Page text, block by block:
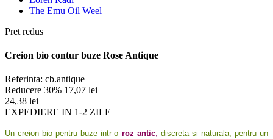
The Emu Oil Weel
Pret redus
Creion bio contur buze Rose Antique
Referinta: cb.antique
Reducere 30% 17,07 lei
24,38 lei
EXPEDIERE IN 1-2 ZILE
Un creion bio pentru buze intr-o roz antic, discreta si naturala, pentru un